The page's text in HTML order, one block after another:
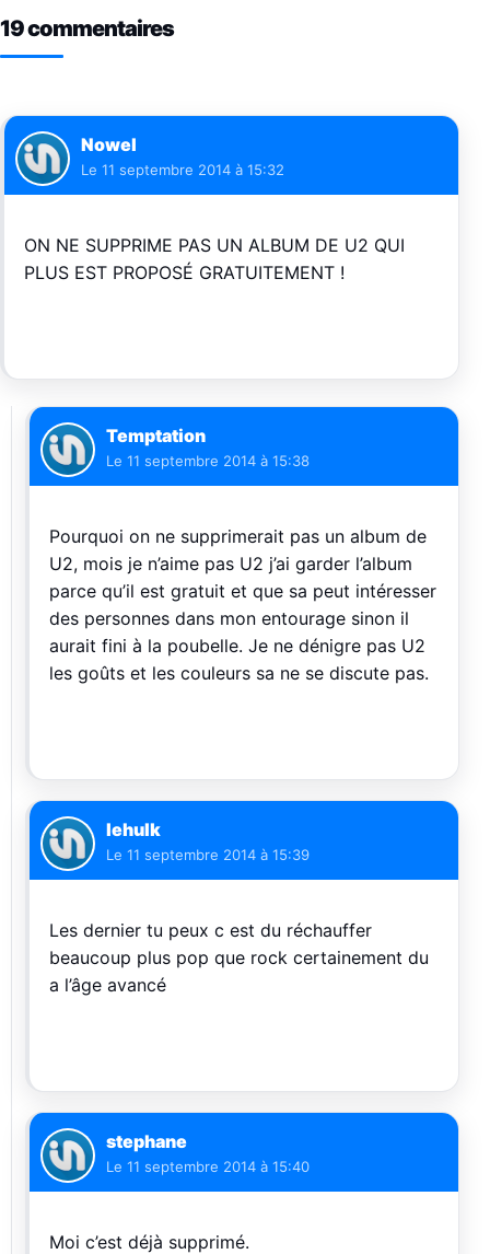
19 commentaires
Nowel
Le 11 septembre 2014 à 15:32
ON NE SUPPRIME PAS UN ALBUM DE U2 QUI
PLUS EST PROPOSÉ GRATUITEMENT !
Temptation
Le 11 septembre 2014 à 15:38
Pourquoi on ne supprimerait pas un album de
U2, mois je n’aime pas U2 j’ai garder l’album
parce qu’il est gratuit et que sa peut intéresser
des personnes dans mon entourage sinon il
aurait fini à la poubelle. Je ne dénigre pas U2
les goûts et les couleurs sa ne se discute pas.
lehulk
Le 11 septembre 2014 à 15:39
Les dernier tu peux c est du réchauffer
beaucoup plus pop que rock certainement du
a l’âge avancé
stephane
Le 11 septembre 2014 à 15:40
Moi c’est déjà supprimé.